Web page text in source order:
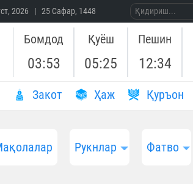
2026 | 25 Сафар, 1448
Бомдод
03:53
Қуёш
05:25
Пешин
12:34
Закот Ҳаж Қуръон
Рукнлар Фатво